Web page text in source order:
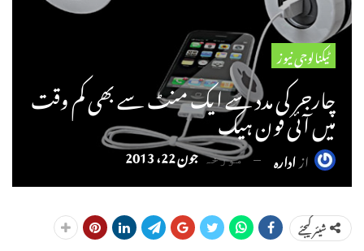
ٹیکنالوجی نیوز
چارجر کی مدد سے ایک منٹ سے بھی کم وقت
میں آئی فون ہیک
ازادارہ مورخہجون 22، 2013
شیئر کیجئے